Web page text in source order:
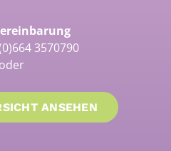
3570790
oder
ANSEHEN